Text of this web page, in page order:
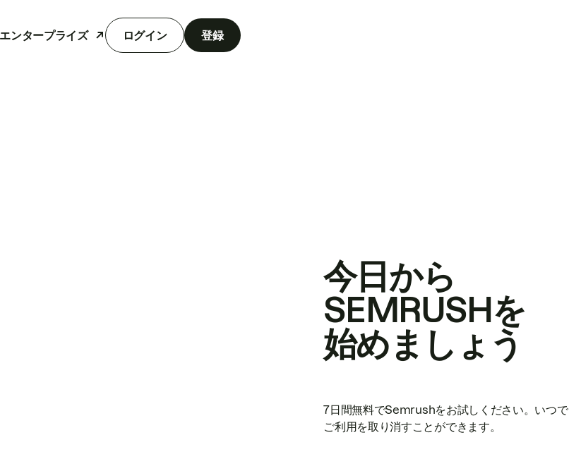
エンタープライズ ログイン 登録
今日から
SEMRUSHを
始めましょう
7日間無料でSemrushをお試しください。いつ
ご利用を取り消すことができます。